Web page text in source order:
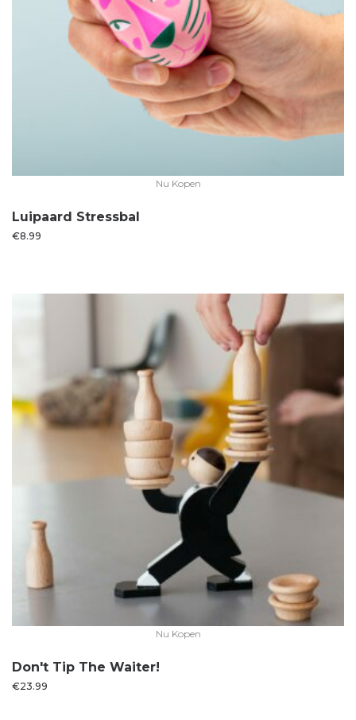
Nu Kopen
Luipaard Stressbal
€8.99
Nu Kopen
Don't Tip The Waiter!
€23.99